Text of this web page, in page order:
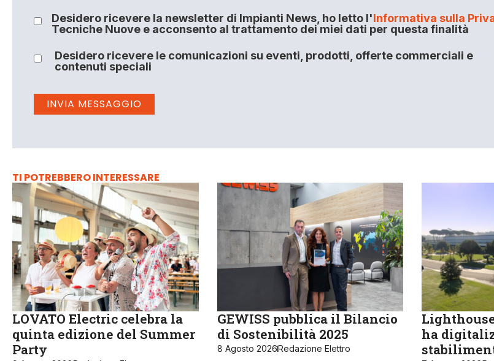
Desidero ricevere la newsletter di Impianti News, ho letto l'Informativa sulla
Tecniche Nuove e acconsento al trattamento dei miei dati per questa finalità
Desidero ricevere le comunicazioni su eventi, prodotti, offerte commerciali e
contenuti speciali
TI POTREBBERO INTERESSARE
LOVATO Electric celebra la
quinta edizione del Summer
Party
GEWISS pubblica il Bilancio
di Sostenibilità 2025
8 Agosto 2026Redazione Elettro
ha